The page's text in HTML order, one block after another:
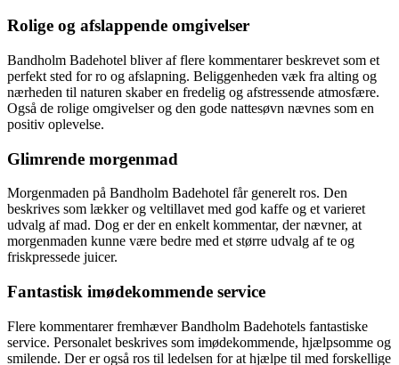
Rolige og afslappende omgivelser
Bandholm Badehotel bliver af flere kommentarer beskrevet som et
perfekt sted for ro og afslapning. Beliggenheden væk fra alting og
nærheden til naturen skaber en fredelig og afstressende atmosfære.
Også de rolige omgivelser og den gode nattesøvn nævnes som en
positiv oplevelse.
Glimrende morgenmad
Morgenmaden på Bandholm Badehotel får generelt ros. Den
beskrives som lækker og veltillavet med god kaffe og et varieret
udvalg af mad. Dog er der en enkelt kommentar, der nævner, at
morgenmaden kunne være bedre med et større udvalg af te og
friskpressede juicer.
Fantastisk imødekommende service
Flere kommentarer fremhæver Bandholm Badehotels fantastiske
service. Personalet beskrives som imødekommende, hjælpsomme og
smilende. Der er også ros til ledelsen for at hjælpe til med forskellige